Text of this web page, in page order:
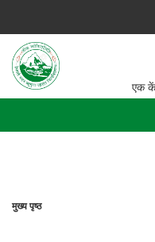
main
content
हेमवती नंदन
एक केंद्रीय
मुख्य पृष्ठ